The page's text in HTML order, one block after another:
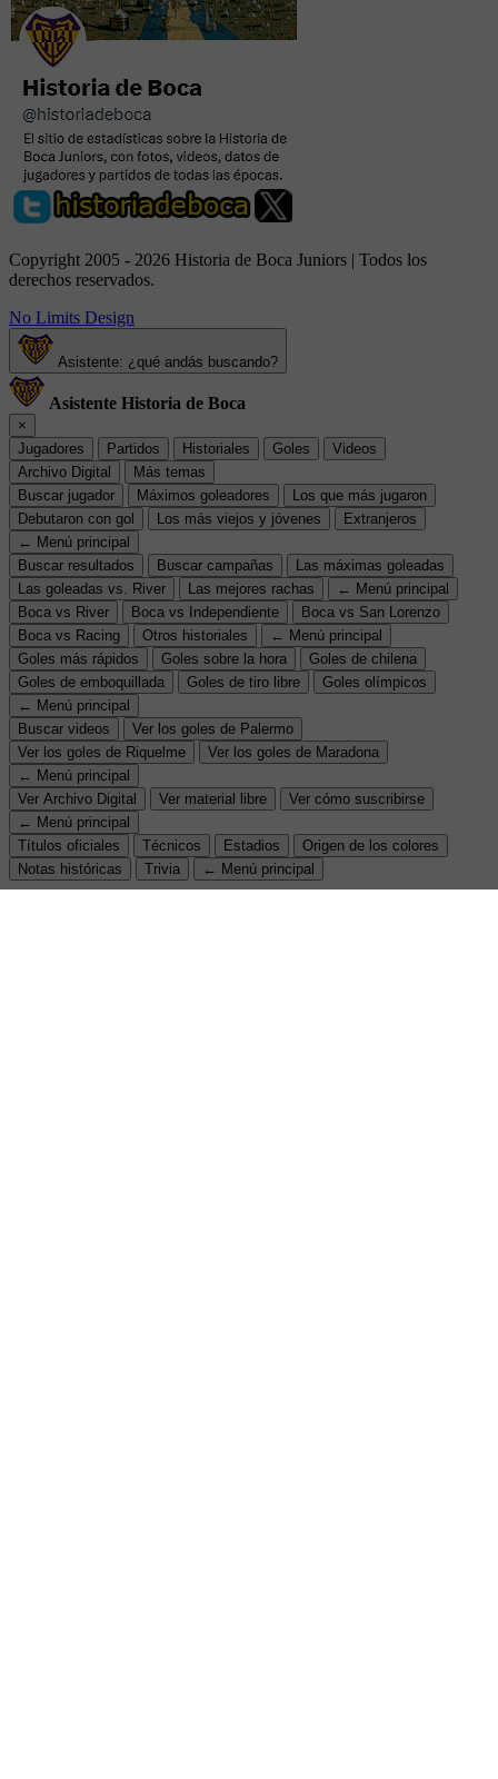
Copyright 2005 - 2026 Historia de Boca Juniors | Todos los
derechos reservados.
No Limits Design
Asistente: ¿qué andás buscando?
Asistente Historia de Boca
×
Jugadores
Partidos Historiales Goles
Videos
Archivo Digital
Más temas
Buscar jugador
Máximos goleadores
Los que más jugaron
Debutaron con gol
Los más viejos y jóvenes
Extranjeros
← Menú principal
Buscar resultados
Buscar campañas
Las máximas goleadas
Las goleadas vs. River
Las mejores rachas
← Menú principal
Boca vs River
Boca vs Independiente
Boca vs San Lorenzo
Boca vs Racing
Otros historiales
← Menú principal
Goles más rápidos
Goles sobre la hora
Goles de chilena
Goles de emboquillada
Goles de tiro libre
Goles olímpicos
← Menú principal
Buscar videos
Ver los goles de Palermo
Ver los goles de Riquelme
Ver los goles de Maradona
← Menú principal
Ver Archivo Digital
Ver material libre
Ver cómo suscribirse
← Menú principal
Títulos oficiales
Técnicos Estadios
Origen de los colores
Notas históricas
Trivia ← Menú principal